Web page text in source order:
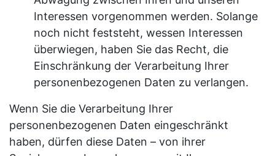
Interessen vorgenommen werden. Solange
noch nicht feststeht, wessen Interessen
überwiegen, haben Sie das Recht, die
Einschränkung der Verarbeitung Ihrer
personenbezogenen Daten zu verlangen.
Wenn Sie die Verarbeitung Ihrer
personenbezogenen Daten eingeschränkt
haben, dürfen diese Daten – von ihrer